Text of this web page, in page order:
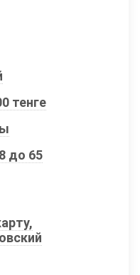
тенге
до 65